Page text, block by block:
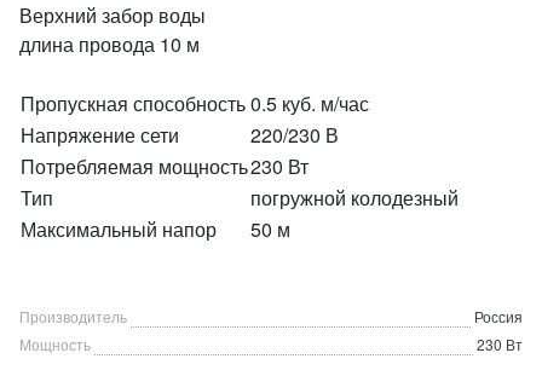
Верхний забор воды
длина провода 10 м
Пропускная способность0.5 куб. м/час
Напряжение сети
220/230 В
Потребляемая мощность230 Вт
Тип
погружной колодезный
Максимальный напор
50 м
Производитель
Россия
Мощность
230 Вт